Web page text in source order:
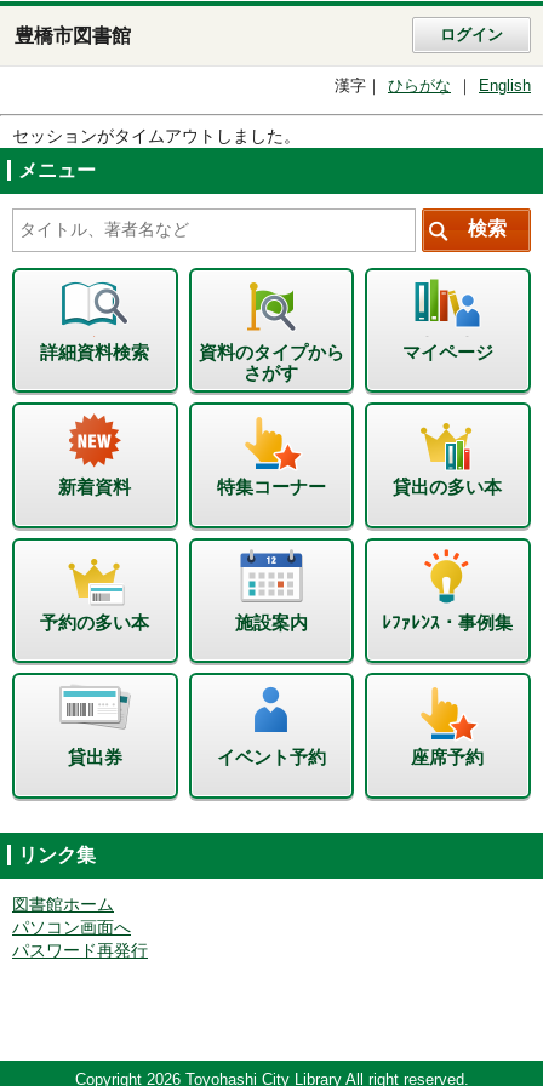
豊橋市図書館 ログイン
漢字 ひらがな English
セッションがタイムアウトしました。
メニュー
詳細資料検索
資料のタイプから
さがす
マイページ
新着資料 特集コーナー 貸出の多い本
予約の多い本 施設案内 ﾚﾌｧﾚﾝｽ・事例集
貸出券 イベント予約 座席予約
リンク集
図書館ホーム
パソコン画面へ
パスワード再発行
Copyright 2026 Toyohashi City Library All right reserved.